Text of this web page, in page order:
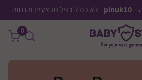
pinuk10 - לא כולל כפל מבצעים והנחות
0